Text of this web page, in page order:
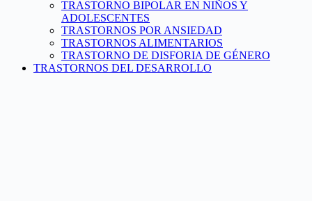
TRASTORNO BIPOLAR EN NIÑOS Y
ADOLESCENTES
TRASTORNOS POR ANSIEDAD
TRASTORNOS ALIMENTARIOS
TRASTORNO DE DISFORIA DE GÉNERO
TRASTORNOS DEL DESARROLLO